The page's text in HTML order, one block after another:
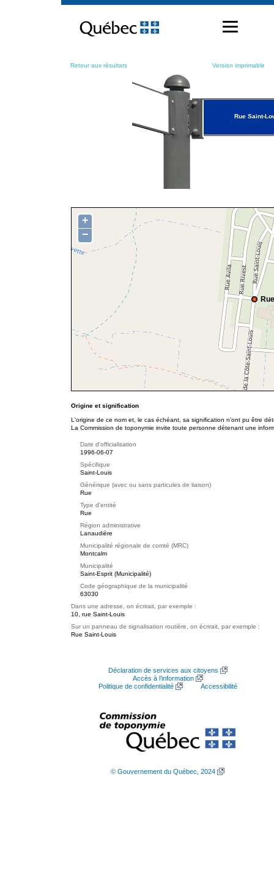
contenu
Retour aux résultats Version imprimable
Rue Saint-
+
−
Origine et signification
L'origine de ce nom et, le cas échéant, sa signification n’ont pu être
La Commission de toponymie invite toute personne détenant une
Date d'officialisation
1996-06-07
Spécifique
Saint-Louis
Générique (avec ou sans particules de liaison)
Rue
Type d'entité
Rue
Région administrative
Lanaudière
Municipalité régionale de comté (MRC)
Montcalm
Municipalité
Saint-Esprit (Municipalité)
Code géographique de la municipalité
63030
Dans une adresse, on écrirait, par exemple :
10, rue Saint-Louis
Sur un panneau de signalisation routière, on écrirait, par exemple :
Rue Saint-Louis
Déclaration de services aux citoyens
Accès à l’information
Politique de confidentialité
Accessibilité
© Gouvernement du Québec, 2024